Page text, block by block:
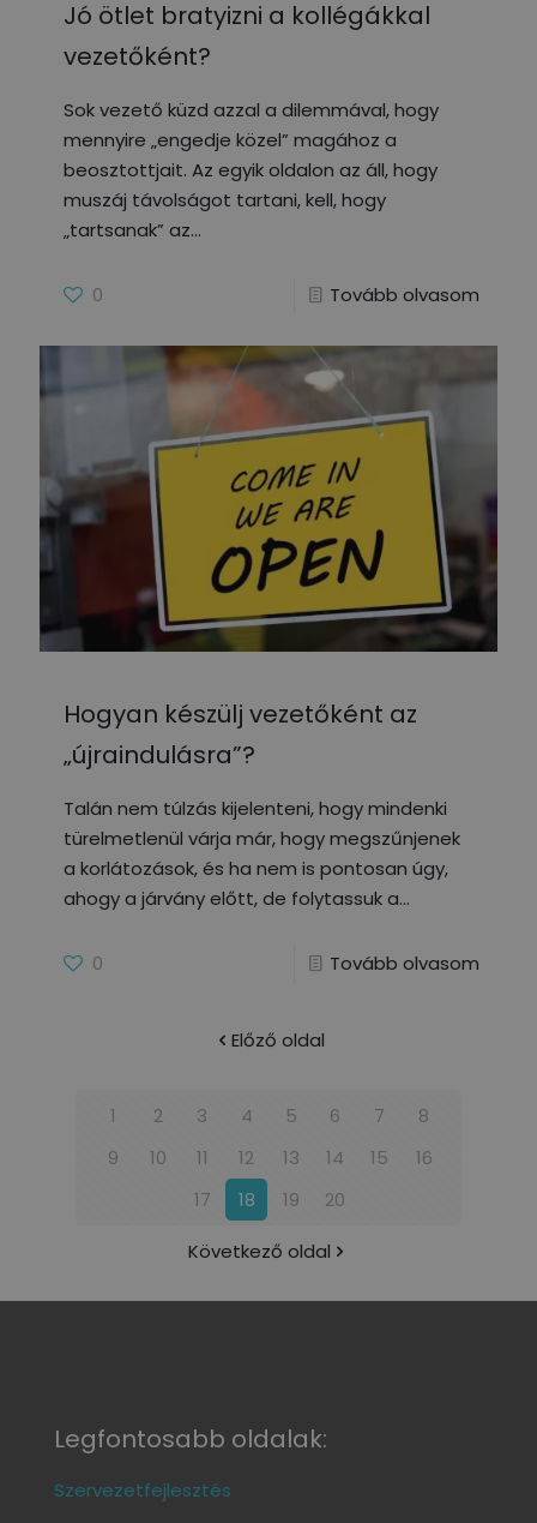
Jó ötlet bratyizni a kollégákkal
vezetőként?
Sok vezető küzd azzal a dilemmával, hogy
mennyire „engedje közel” magához a
beosztottjait. Az egyik oldalon az áll, hogy
muszáj távolságot tartani, kell, hogy
„tartsanak” az
0 Tovább olvasom
Hogyan készülj vezetőként az
„újraindulásra”?
Talán nem túlzás kijelenteni, hogy mindenki
türelmetlenül várja már, hogy megszűnjenek
a korlátozások, és ha nem is pontosan úgy,
ahogy a járvány előtt, de folytassuk a
0 Tovább olvasom
Előző oldal
1 2 3 4 5 6 7
8
9
10 11 12 13 14 15
16
17
18 19 20
Következő oldal
Legfontosabb oldalak:
Szervezetfejlesztés